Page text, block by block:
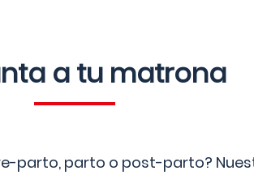
a tu matrona
parto, parto o post-parto?